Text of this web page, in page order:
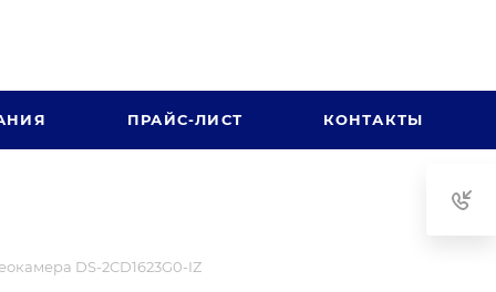
ПРАЙС-ЛИСТ КОНТАКТЫ
DS-2CD1623G0-IZ